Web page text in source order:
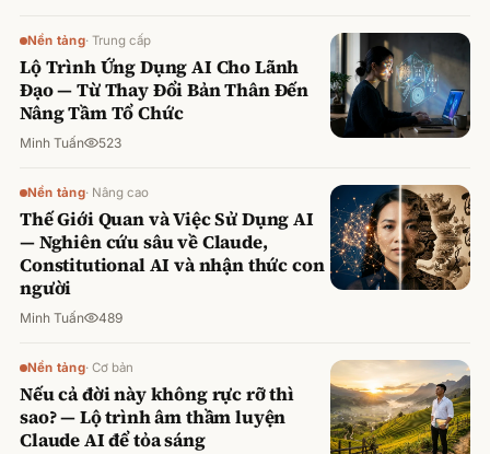
Nền tảng· Trung cấp
Lộ Trình Ứng Dụng AI Cho Lãnh
Đạo — Từ Thay Đổi Bản Thân Đến
Nâng Tầm Tổ Chức
Minh Tuấn 523
Nền tảng· Nâng cao
Thế Giới Quan và Việc Sử Dụng AI
— Nghiên cứu sâu về Claude,
Constitutional AI và nhận thức con
người
Minh Tuấn 489
Nền tảng· Cơ bản
Nếu cả đời này không rực rỡ thì
sao? — Lộ trình âm thầm luyện
Claude AI để tỏa sáng